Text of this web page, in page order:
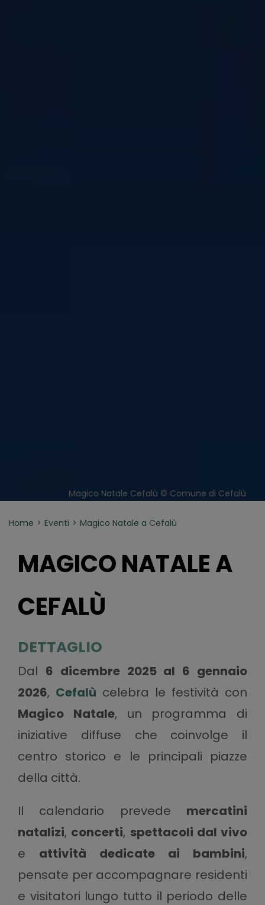
Magico Natale Cefalù © Comune di Cefalù
Home Eventi Magico Natale a Cefalù
MAGICO NATALE A
CEFALÙ
DETTAGLIO
Dal 6 dicembre 2025 al 6 gennaio
2026, Cefalù celebra le festività con
Magico Natale, un programma di
iniziative diffuse che coinvolge il
centro storico e le principali piazze
della città.
Il calendario prevede mercatini
natalizi, concerti, spettacoli dal vivo
e attività dedicate ai bambini,
pensate per accompagnare residenti
e visitatori lungo tutto il periodo delle